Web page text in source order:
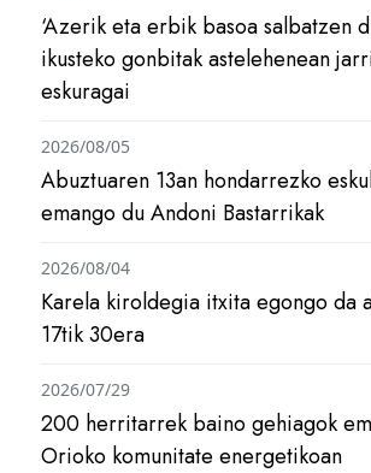
‘Azerik eta erbik basoa salbatzen
ikusteko gonbitak astelehenean
eskuragai
Abuztuaren 13an hondarrezko
emango du Andoni Bastarrikak
2026/08/05
Karela kiroldegia itxita egongo da
17tik 30era
2026/08/04
200 herritarrek baino gehiagok
Orioko komunitate energetikoan
2026/07/29